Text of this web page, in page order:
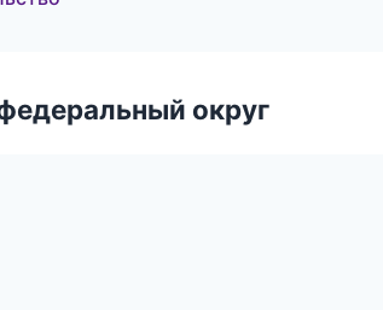
округ